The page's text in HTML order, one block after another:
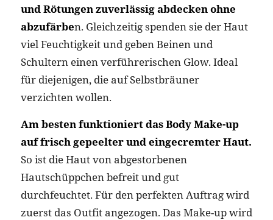
und Rötungen zuverlässig abdecken ohne
abzufärben. Gleichzeitig spenden sie der Haut
viel Feuchtigkeit und geben Beinen und
Schultern einen verführerischen Glow. Ideal
für diejenigen, die auf Selbstbräuner
verzichten wollen.
Am besten funktioniert das Body Make-up
auf frisch gepeelter und eingecremter Haut.
So ist die Haut von abgestorbenen
Hautschüppchen befreit und gut
durchfeuchtet. Für den perfekten Auftrag wird
zuerst das Outfit angezogen. Das Make-up wird